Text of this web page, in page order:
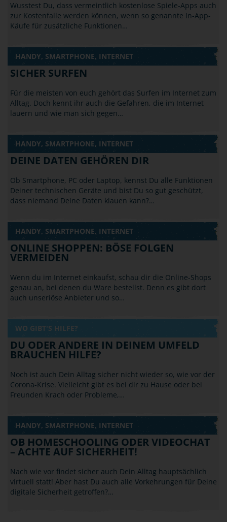
Wusstest Du, dass vermeintlich kostenlose Spiele-Apps auch
zur Kostenfalle werden können, wenn so genannte In-App-
Käufe für zusätzliche Funktionen…
HANDY, SMARTPHONE, INTERNET
SICHER SURFEN
Für die meisten von euch gehört das Surfen im Internet zum
Alltag. Doch kennt ihr auch die Gefahren, die im Internet
lauern und wie man sich gegen…
HANDY, SMARTPHONE, INTERNET
DEINE DATEN GEHÖREN DIR
Ob Smartphone, PC oder Laptop, kennst Du alle Funktionen
Deiner technischen Geräte und bist Du so gut geschützt,
dass niemand Deine Daten klauen kann?…
HANDY, SMARTPHONE, INTERNET
ONLINE SHOPPEN: BÖSE FOLGEN
VERMEIDEN
Wenn du im Internet einkaufst, schau dir die Online-Shops
genau an, bei denen du Ware bestellst. Denn es gibt dort
auch unseriöse Anbieter und so…
WO GIBT'S HILFE?
DU ODER ANDERE IN DEINEM UMFELD
BRAUCHEN HILFE?
Noch ist auch Dein Alltag sicher nicht wieder so, wie vor der
Corona-Krise. Vielleicht gibt es bei dir zu Hause oder bei
Freunden Krach oder Probleme,…
HANDY, SMARTPHONE, INTERNET
OB HOMESCHOOLING ODER VIDEOCHAT
– ACHTE AUF SICHERHEIT!
Nach wie vor findet sicher auch Dein Alltag hauptsächlich
virtuell statt! Aber hast Du auch alle Vorkehrungen für Deine
digitale Sicherheit getroffen?…